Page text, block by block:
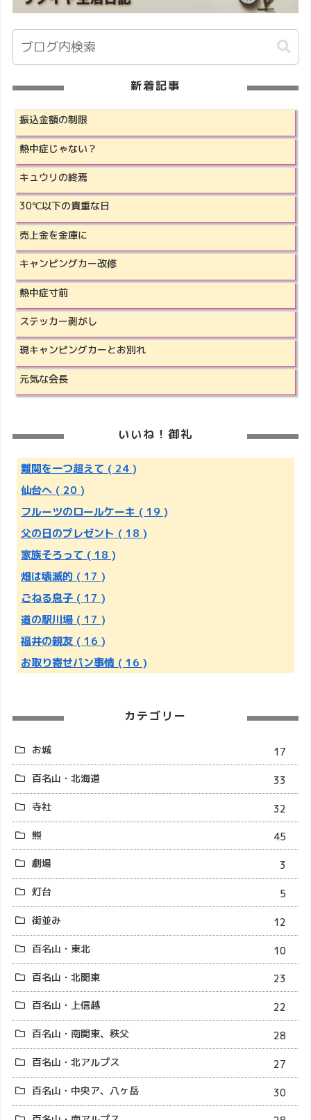
新着記事
振込金額の制限
熱中症じゃない？
キュウリの終焉
30℃以下の貴重な日
売上金を金庫に
キャンピングカー改修
熱中症寸前
ステッカー剥がし
現キャンピングカーとお別れ
元気な会長
いいね！御礼
難関を一つ超えて ( 24 )
仙台へ ( 20 )
フルーツのロールケーキ ( 19 )
父の日のプレゼント ( 18 )
家族そろって ( 18 )
畑は壊滅的 ( 17 )
ごねる息子 ( 17 )
道の駅川場 ( 17 )
福井の親友 ( 16 )
お取り寄せパン事情 ( 16 )
カテゴリー
お城
17
百名山・北海道
33
寺社
32
熊
45
劇場
3
灯台
5
街並み
12
百名山・東北
10
百名山・北関東
23
百名山・上信越
22
百名山・南関東、秩父
28
百名山・北アルプス
27
百名山・中央ア、八ヶ岳
30